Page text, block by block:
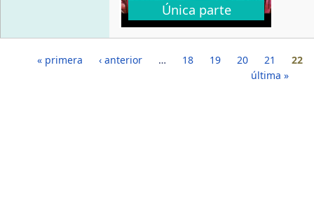
Única parte
Páginas« primera ‹ anterior … 18 19 20 21
22
última »